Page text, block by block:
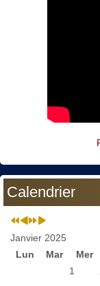
Calendrier
Janvier 2025
Lun
Mar Mer
1